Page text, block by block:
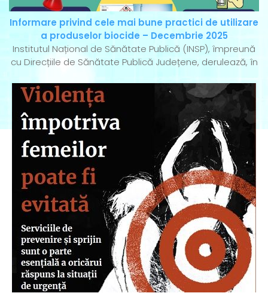
Informare privind cele mai bune practici de utilizare
a produselor biocide – Decembrie 2025
Institutul Național de Sănătate Publică (INSP), împreună
cu Direcțiile de Sănătate Publică Județene, derulează, în